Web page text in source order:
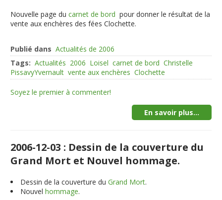
Nouvelle page ducarnet de bord pour donner le résultat de la
vente aux enchères des fées Clochette.
Publié dans Actualités de 2006
Tags: Actualités 2006 Loisel carnet de bord Christelle
PissavyYvernault vente aux enchères Clochette
Soyez le premier à commenter!
En savoir plus...
2006-12-03 : Dessin de la couverture du
Grand Mort et Nouvel hommage.
Dessin de la couverture duGrand Mort.
Nouvelhommage.